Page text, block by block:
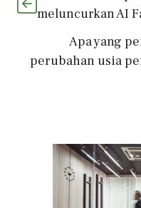
meluncurkan AI
Apa yang
perubahan usia